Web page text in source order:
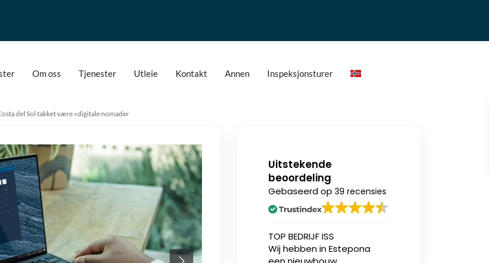
Om oss Tjenester Utleie Kontakt Annen Inspeksjonsturer
del Sol takket være «digitale nomader
Uitstekende
beoordeling
Gebaseerd op 39 recensies
Fantastische service en
begeleiding
TOP BEDRIJF ISS
Wij hebben in Estepona